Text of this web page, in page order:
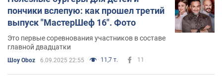
пончики вслепую: как прошел третий
выпуск "МастерШеф 16". Фото
Это первые соревнования участников в составе
главной двадцатки
Шоу Oboz 6.09.2025 22:55 11,7 т. 11